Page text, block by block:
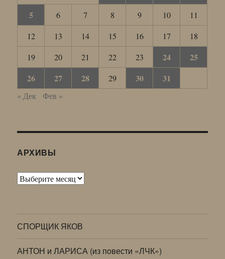
5
6 7 8 9 10
11
12
13 14 15 16 17
18
19
20 21 22 23 24
25
26
27 28 29 30 31
« Дек Фев »
АРХИВЫ
Архивы
СПОРЩИК ЯКОВ
АНТОН и ЛАРИСА (из повести «ЛЧК»)